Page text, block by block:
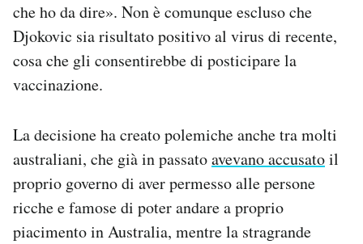
che ho da dire». Non è comunque escluso che
Djokovic sia risultato positivo al virus di recente,
cosa che gli consentirebbe di posticipare la
vaccinazione.
La decisione ha creato polemiche anche tra molti
australiani, che già in passatoavevano accusatoil
proprio governo di aver permesso alle persone
ricche e famose di poter andare a proprio
piacimento in Australia, mentre la stragrande